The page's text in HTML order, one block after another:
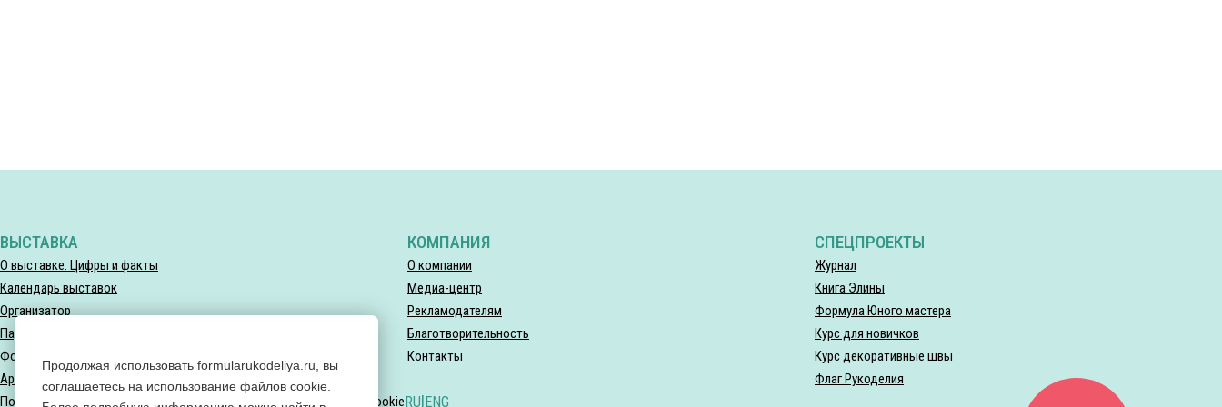
ВЫСТАВКА
О выставке. Цифры и факты
Календарь выставок
Организатор
Партнеры выставки
Фотогалерея
Архив мероприятий
КОМПАНИЯ
О компании
Медиа-центр
Рекламодателям
Благотворительность
Контакты
СПЕЦПРОЕКТЫ
Журнал
Книга Элины
Формула Юного мастера
Курс для новичков
Курс декоративные швы
Флаг Рукоделия
Политика конфиденциальностиПолитика использования файлов CookieRU|ENG
Продолжая использовать formularukodeliya.ru, вы
соглашаетесь на использование файлов cookie.